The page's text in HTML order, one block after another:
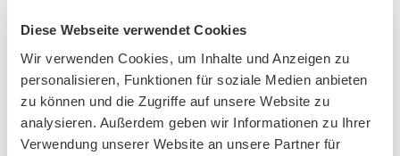
Diese Webseite verwendet Cookies
Wir verwenden Cookies, um Inhalte und Anzeigen zu
personalisieren, Funktionen für soziale Medien anbieten
zu können und die Zugriffe auf unsere Website zu
analysieren. Außerdem geben wir Informationen zu Ihrer
Verwendung unserer Website an unsere Partner für